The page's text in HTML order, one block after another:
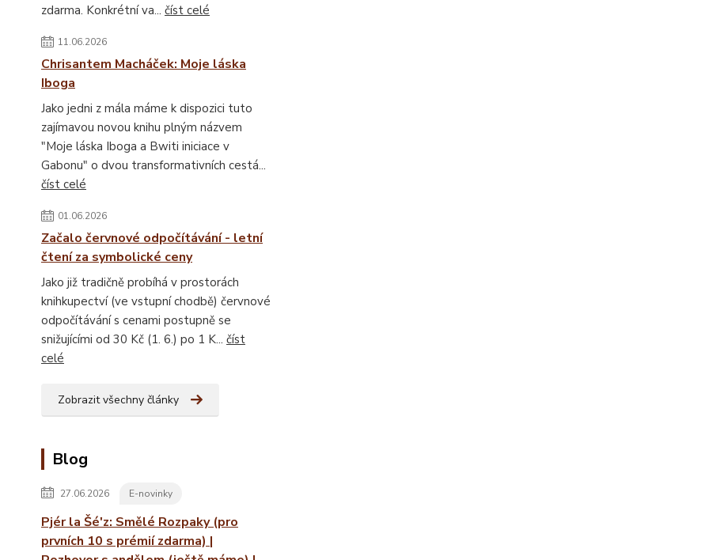
zdarma. Konkrétní va... číst celé
11.06.2026
Chrisantem Macháček: Moje láska
Iboga
Jako jedni z mála máme k dispozici tuto
zajímavou novou knihu plným názvem
"Moje láska Iboga a Bwiti iniciace v
Gabonu" o dvou transformativních cestá...
číst celé
01.06.2026
Začalo červnové odpočítávání - letní
čtení za symbolické ceny
Jako již tradičně probíhá v prostorách
knihkupectví (ve vstupní chodbě) červnové
odpočítávání s cenami postupně se
snižujícími od 30 Kč (1. 6.) po 1 K... číst
celé
Zobrazit všechny články
Blog
27.06.2026 E-novinky
Pjér la Šé'z: Smělé Rozpaky (pro
prvních 10 s prémií zdarma) |